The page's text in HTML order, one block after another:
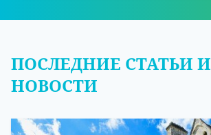
ПОСЛЕДНИЕ СТАТЬИ И
НОВОСТИ